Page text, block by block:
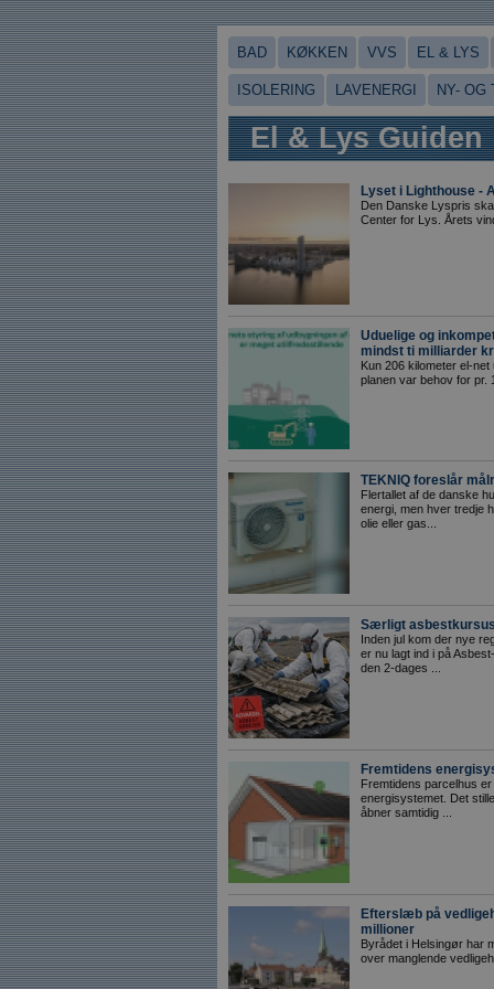
BAD KØKKEN VVS EL & LYS
ISOLERING LAVENERGI NY- OG
El & Lys Guiden
Lyset i Lighthouse -
Den Danske Lyspris
Center for Lys. Årets
Uduelige og
mindst ti milliarder
Kun 206 kilometer el-
planen var behov for pr.
TEKNIQ foreslår
Flertallet af de danske
energi, men hver tredje
olie eller gas...
Særligt
Inden jul kom der nye
er nu lagt ind i på
den 2-dages ...
Fremtidens
Fremtidens parcelhus
energisystemet. Det
åbner samtidig ...
Efterslæb på
millioner
Byrådet i Helsingør har
over manglende